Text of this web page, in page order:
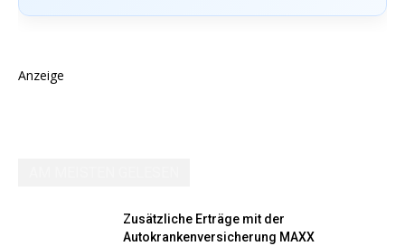
Anzeige
Zusätzliche Erträge mit der
Autokrankenversicherung MAXX